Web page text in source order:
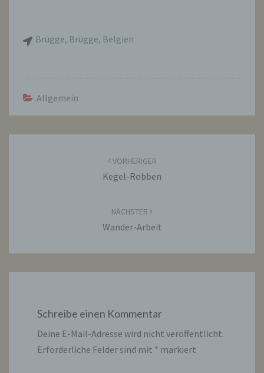
Brügge, Brügge, Belgien
Allgemein
VORHERIGER
Kegel-Robben
NÄCHSTER
Wander-Arbeit
Schreibe einen Kommentar
Deine E-Mail-Adresse wird nicht veröffentlicht.
Erforderliche Felder sind mit * markiert